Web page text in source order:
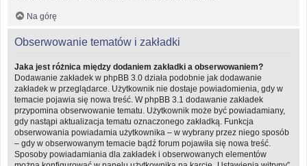
Na górę
Obserwowanie tematów i zakładki
Jaka jest różnica między dodaniem zakładki a obserwowaniem?
Dodawanie zakładek w phpBB 3.0 działa podobnie jak dodawanie
zakładek w przeglądarce. Użytkownik nie dostaje powiadomienia, gdy w
temacie pojawia się nowa treść. W phpBB 3.1 dodawanie zakładek
przypomina obserwowanie tematu. Użytkownik może być powiadamiany,
gdy nastąpi aktualizacja tematu oznaczonego zakładką. Funkcja
obserwowania powiadamia użytkownika – w wybrany przez niego sposób
– gdy w obserwowanym temacie bądź forum pojawiła się nowa treść.
Sposoby powiadamiania dla zakładek i obserwowanych elementów